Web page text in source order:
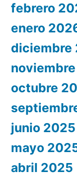
febrero
enero
diciembre
octubre
junio 2025
mayo
abril 2025